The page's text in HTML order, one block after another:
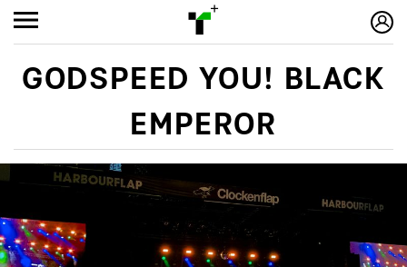
GODSPEED YOU! BLACK
EMPEROR